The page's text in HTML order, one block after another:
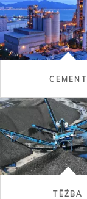
CEMENT
TĚŽBA